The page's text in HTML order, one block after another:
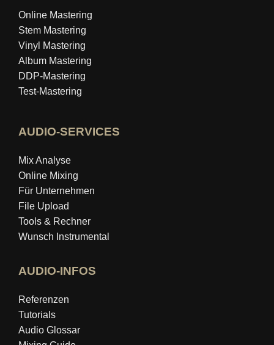
Online Mastering
Stem Mastering
Vinyl Mastering
Album Mastering
DDP-Mastering
Test-Mastering
AUDIO-SERVICES
Mix Analyse
Online Mixing
Für Unternehmen
File Upload
Tools & Rechner
Wunsch Instrumental
AUDIO-INFOS
Referenzen
Tutorials
Audio Glossar